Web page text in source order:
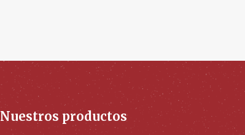
Nuestros productos